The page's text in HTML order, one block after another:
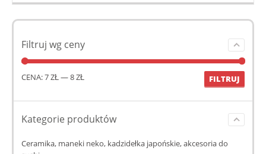
Filtruj wg ceny
FILTRUJ
CENA:7 ZŁ —8 ZŁ
Kategorie produktów
Ceramika, maneki neko, kadzidełka japońskie, akcesoria do